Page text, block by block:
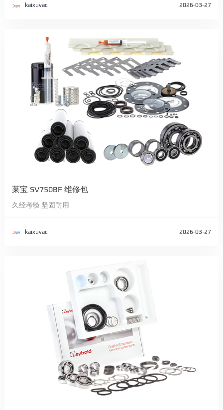
kaixuvac 2026-03-27
莱宝 SV750BF 维修包
久经考验 坚固耐用
kaixuvac 2026-03-27